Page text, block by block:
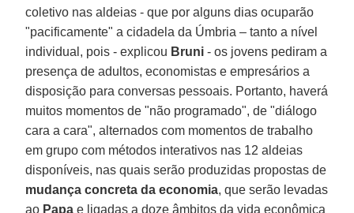
coletivo nas aldeias - que por alguns dias ocuparão
"pacificamente" a cidadela da Úmbria – tanto a nível
individual, pois - explicou Bruni - os jovens pediram a
presença de adultos, economistas e empresários a
disposição para conversas pessoais. Portanto, haverá
muitos momentos de "não programado", de "diálogo
cara a cara", alternados com momentos de trabalho
em grupo com métodos interativos nas 12 aldeias
disponíveis, nas quais serão produzidas propostas de
mudança concreta da economia, que serão levadas
ao Papa e ligadas a doze âmbitos da vida econômica